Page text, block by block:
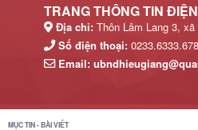
TRANG THÔNG TIN
Địa chỉ: Thôn Lâm Lang 3,
Số điện thoại: 0233.6333.678
Email:
MỤC TIN - BÀI VIẾT